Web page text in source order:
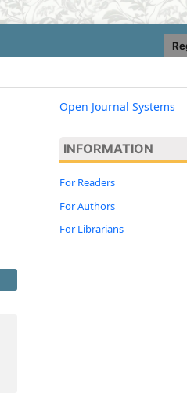
Open Journal Systems
INFORMATION
For Readers
For Authors
For Librarians